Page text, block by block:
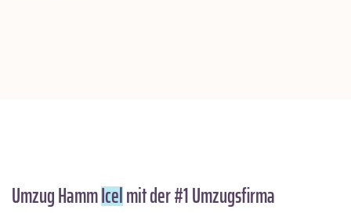
Umzug HammIcelmit der #1 Umzugsfirma